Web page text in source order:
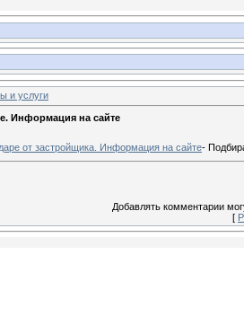
и услуги
Информация на сайте
от застройщика. Информация на сайте-
Добавлять комментарии
[